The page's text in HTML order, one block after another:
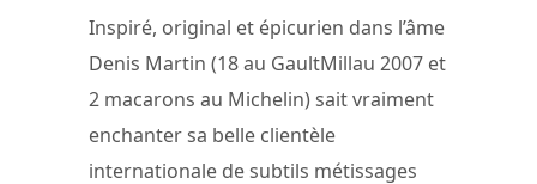
Inspiré, original et épicurien dans l’âme
Denis Martin (18 au GaultMillau 2007 et
2 macarons au Michelin) sait vraiment
enchanter sa belle clientèle
internationale de subtils métissages